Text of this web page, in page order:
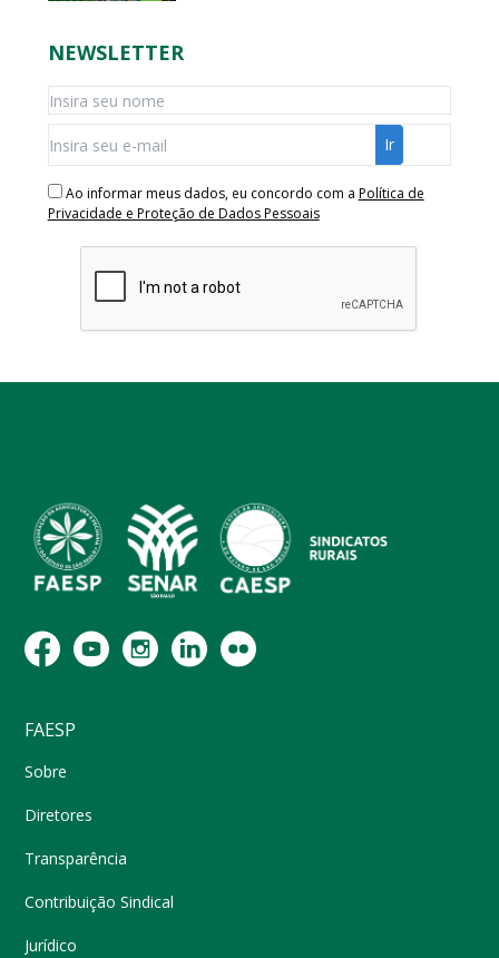
NEWSLETTER
Ao informar meus dados, eu concordo com a Política de
Privacidade e Proteção de Dados Pessoais
FAESP
Sobre
Diretores
Transparência
Contribuição Sindical
Jurídico